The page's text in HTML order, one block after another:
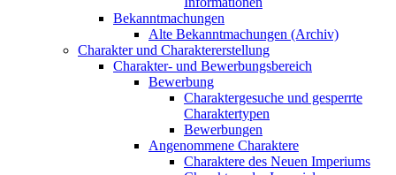
Bekanntmachungen
Alte Bekanntmachungen (Archiv)
Charakter und Charaktererstellung
Charakter- und Bewerbungsbereich
Bewerbung
Charaktergesuche und gesperrte
Charaktertypen
Bewerbungen
Angenommene Charaktere
Charaktere des Neuen Imperiums